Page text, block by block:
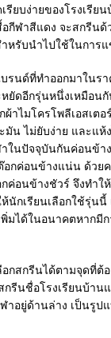
รียบง่ายของโรงเรีย
อกีฬาสีแดง จะสกรีน
หรับนำไปใช้ในการ
รนด์ที่ทำออกมาในร
หยัดอีกรุ่นหนึ่งเหมือน
ผ้าไมโครโพลีเอสเต
มัน ไม่ยับง่าย และแห้
ในปัจจุบันกันค่อนข้า
อกค่อนข้างแน่น ด้วย
ค่อนข้างชัวร์ จึงทำใ
นักเรียนเลือกใช้รุ่นนี้
มได้ในอนาคตหากมี
กสกรีนได้ตามจุดที่ต้
กรีนชื่อโรงเรียนบ้า
าอยู่ด้านล่าง เป็นรูป